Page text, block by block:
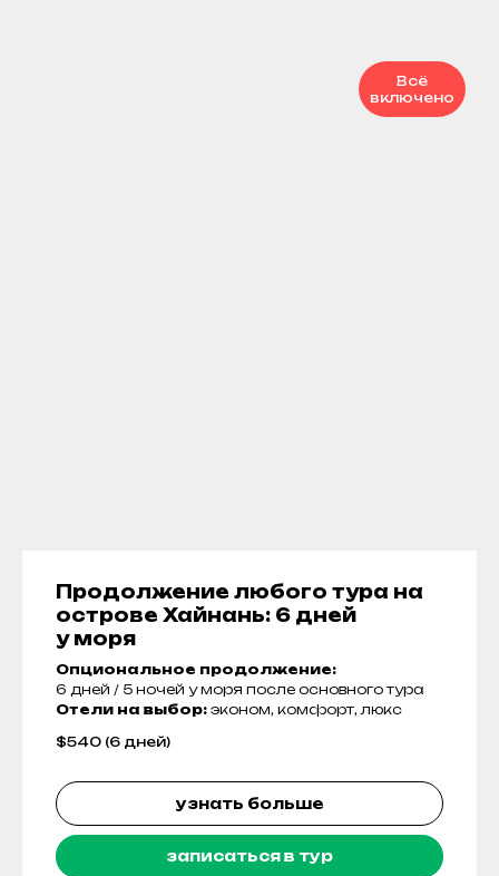
Всё
включено
Продолжение любого тура на
острове Хайнань: 6 дней
у моря
Опциональное продолжение:
6 дней / 5 ночей у моря после основного тура
Отели на выбор: эконом, комфорт, люкс
$540 (6 дней)
узнать больше
записаться в тур